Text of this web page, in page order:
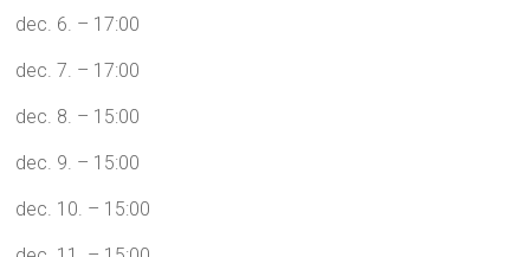
dec. 6. – 17:00
dec. 7. – 17:00
dec. 8. – 15:00
dec. 9. – 15:00
dec. 10. – 15:00